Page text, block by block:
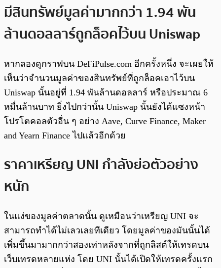
มีสินทรัพย์มูลค่ามากกว่า 1.94 พัน
ล้านดอลลาร์ถูกล็อคไว้บน Uniswap
หากลองดูกราฟบน DeFiPulse.com อีกครั้งหนึ่ง จะเผยให้
เห็นว่าจำนวนมูลค่าของสินทรัพย์ที่ถูกล็อคเอาไว้บน
Uniswap นั้นอยู่ที่ 1.94 พันล้านดอลลาร์ หรือประมาณ 6
หมื่นล้านบาท ยิ่งไปกว่านั้น Uniswap นั้นยังได้แซงหน้า
โปรโตคอลตัวอื่น ๆ อย่าง Aave, Curve Finance, Maker
and Yearn Finance ไปแล้วอีกด้วย
ราคาเหรียญ UNI กำลังย่อตัวอย่าง
หนัก
ในแง่ของมูลค่าตลาดนั้น ดูเหมือนว่าเหรียญ UNI จะ
สามารถทำได้ไม่เลวเลยทีเดียว โดยมูลค่าของมันนั้นได้
เพิ่มขึ้นมามากกว่าสองเท่าหลังจากที่ถูกลิสต์ให้เทรดบน
เว็บเทรดหลายแห่ง โดย UNI นั้นได้เปิดให้เทรดครั้งแรก